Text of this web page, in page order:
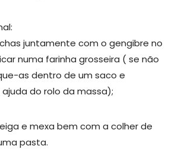
juntamente com o gengibre no
numa farinha grosseira ( se não
as dentro de um saco e
do rolo da massa);
e mexa bem com a colher de
pasta.